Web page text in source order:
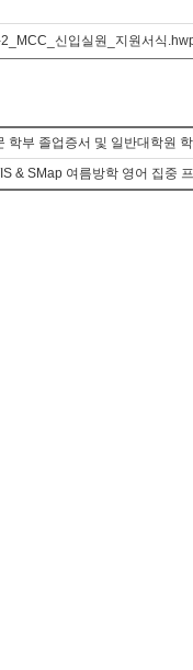
신입실원_지원서식
학부 졸업증서 및 일반대학원
& SMap 여름방학 영어 집중